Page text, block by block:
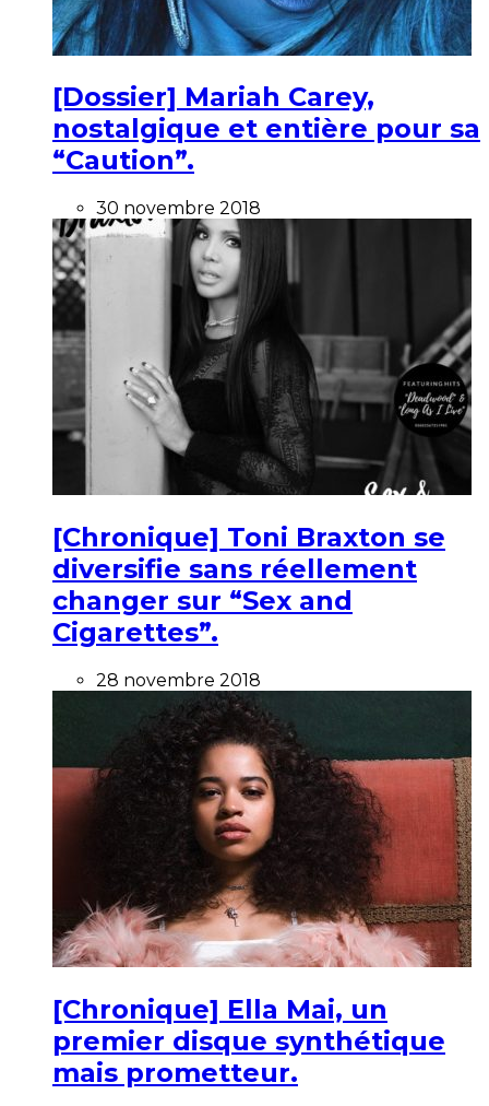
[Dossier] Mariah Carey,
nostalgique et entière pour sa
“Caution”.
30 novembre 2018
[Chronique] Toni Braxton se
diversifie sans réellement
changer sur “Sex and
Cigarettes”.
28 novembre 2018
[Chronique] Ella Mai, un
premier disque synthétique
mais prometteur.